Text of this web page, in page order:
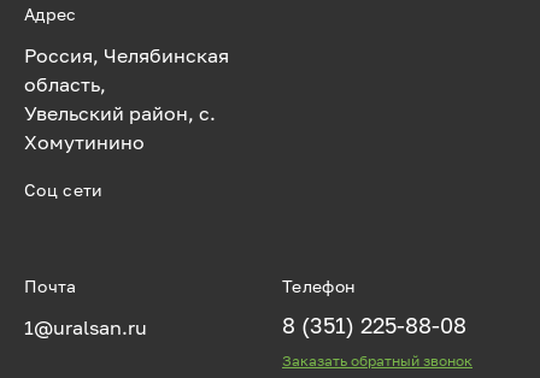
Адрес
Россия, Челябинская
область,
Увельский район, с.
Хомутинино
Соц сети
Почта
1@uralsan.ru
Телефон
8 (351) 225-88-08
Заказать обратный звонок